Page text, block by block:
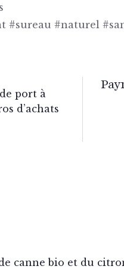
#sureau #naturel
port à
d’achats
canne bio et du